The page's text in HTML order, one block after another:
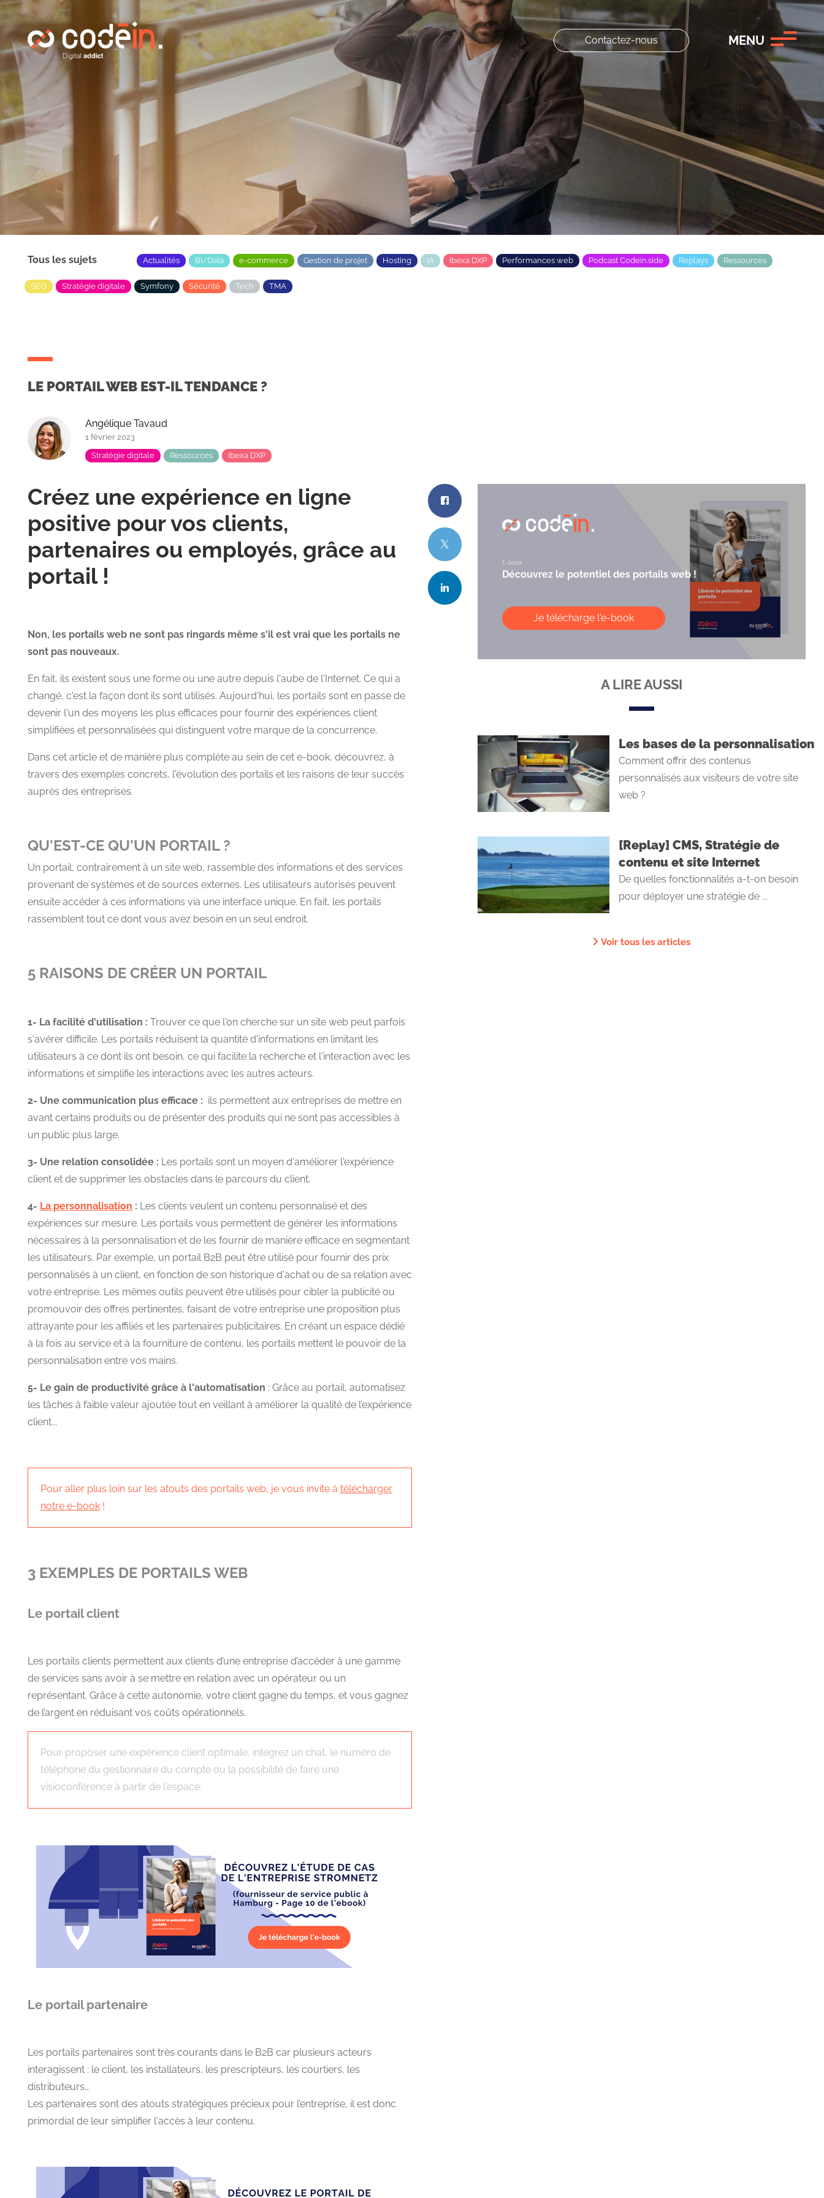
Panneau de gestion des cookies
Contactez-nous MENU
Tous les sujets Actualités BI/Data e-commerce Gestion de projet Hosting IA Ibexa DXP Performances web Podcast Codein.side Replays Ressources
SEO Stratégie digitale Symfony Sécurité Tech TMA
LE PORTAIL WEB EST-IL TENDANCE ?
Angélique Tavaud
1 février 2023
Stratégie digitale
Ressources Ibexa DXP
Créez une expérience en ligne
positive pour vos clients,
partenaires ou employés, grâce au
portail !
Non, les portails web ne sont pas ringards même s'il est vrai que les portails ne
sont pas nouveaux.
En fait, ils existent sous une forme ou une autre depuis l'aube de l'Internet. Ce qui a
changé, c'est la façon dont ils sont utilisés. Aujourd'hui, les portails sont en passe de
devenir l'un des moyens les plus efficaces pour fournir des expériences client
simplifiées et personnalisées qui distinguent votre marque de la concurrence.
Dans cet article et de manière plus complète au sein de cet e-book, découvrez, à
travers des exemples concrets, l'évolution des portails et les raisons de leur succès
auprès des entreprises.
QU'EST-CE QU'UN PORTAIL ?
Un portail, contrairement à un site web, rassemble des informations et des services
provenant de systèmes et de sources externes. Les utilisateurs autorisés peuvent
ensuite accéder à ces informations via une interface unique. En fait, les portails
rassemblent tout ce dont vous avez besoin en un seul endroit.
5 RAISONS DE CRÉER UN PORTAIL
1- La facilité d'utilisation : Trouver ce que l'on cherche sur un site web peut parfois
s'avérer difficile. Les portails réduisent la quantité d'informations en limitant les
utilisateurs à ce dont ils ont besoin, ce qui facilite la recherche et l'interaction avec les
informations et simplifie les interactions avec les autres acteurs.
2- Une communication plus efficace : ils permettent aux entreprises de mettre en
avant certains produits ou de présenter des produits qui ne sont pas accessibles à
un public plus large.
3- Une relation consolidée : Les portails sont un moyen d'améliorer l'expérience
client et de supprimer les obstacles dans le parcours du client.
4- La personnalisation : Les clients veulent un contenu personnalisé et des
expériences sur mesure. Les portails vous permettent de générer les informations
nécessaires à la personnalisation et de les fournir de manière efficace en segmentant
les utilisateurs. Par exemple, un portail B2B peut être utilisé pour fournir des prix
personnalisés à un client, en fonction de son historique d'achat ou de sa relation avec
votre entreprise. Les mêmes outils peuvent être utilisés pour cibler la publicité ou
promouvoir des offres pertinentes, faisant de votre entreprise une proposition plus
attrayante pour les affiliés et les partenaires publicitaires. En créant un espace dédié
à la fois au service et à la fourniture de contenu, les portails mettent le pouvoir de la
personnalisation entre vos mains.
5- Le gain de productivité grâce à l'automatisation : Grâce au portail, automatisez
les tâches à faible valeur ajoutée tout en veillant à améliorer la qualité de l’expérience
client...
Pour aller plus loin sur les atouts des portails web, je vous invite à télécharger
notre e-book !
3 EXEMPLES DE PORTAILS WEB
Le portail client
Les portails clients permettent aux clients d’une entreprise d’accéder à une gamme
de services sans avoir à se mettre en relation avec un opérateur ou un
représentant. Grâce à cette autonomie, votre client gagne du temps, et vous gagnez
de l’argent en réduisant vos coûts opérationnels.
Pour proposer une expérience client optimale, intégrez un chat, le numéro de
téléphone du gestionnaire du compte ou la possibilité de faire une
visioconférence à partir de l'espace.
Le portail partenaire
Les portails partenaires sont très courants dans le B2B car plusieurs acteurs
interagissent : le client, les installateurs, les prescripteurs, les courtiers, les
distributeurs…
Les partenaires sont des atouts stratégiques précieux pour l’entreprise, il est donc
primordial de leur simplifier l'accès à leur contenu.
E-book
Découvrez le potentiel des portails web !
Je télécharge l'e-book
A LIRE AUSSI
Les bases de la personnalisation
Comment offrir des contenus
personnalisés aux visiteurs de votre site
web ?
[Replay] CMS, Stratégie de
contenu et site Internet
De quelles fonctionnalités a-t-on besoin
pour déployer une stratégie de ...
Voir tous les articles